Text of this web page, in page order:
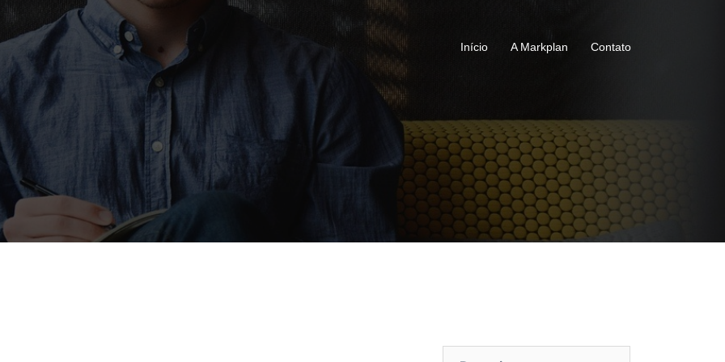
Início A Markplan Contato